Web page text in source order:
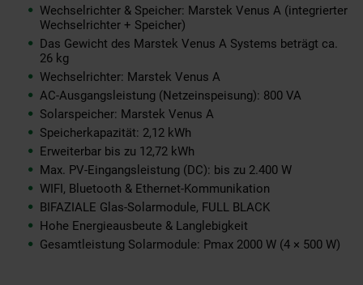
Wechselrichter & Speicher: Marstek Venus A (integrierter
Wechselrichter + Speicher)
Das Gewicht des Marstek Venus A Systems beträgt ca.
26 kg
Wechselrichter: Marstek Venus A
AC-Ausgangsleistung (Netzeinspeisung): 800 VA
Solarspeicher: Marstek Venus A
Speicherkapazität: 2,12 kWh
Erweiterbar bis zu 12,72 kWh
Max. PV-Eingangsleistung (DC): bis zu 2.400 W
WIFI, Bluetooth & Ethernet-Kommunikation
BIFAZIALE Glas-Solarmodule, FULL BLACK
Hohe Energieausbeute & Langlebigkeit
Gesamtleistung Solarmodule: Pmax 2000 W (4 × 500 W)